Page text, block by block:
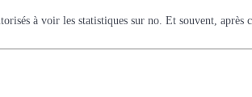
à voir les statistiques sur no. Et souvent, après